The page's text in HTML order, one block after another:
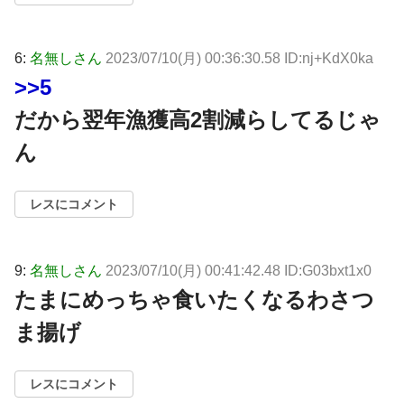
6: 名無しさん 2023/07/10(月) 00:36:30.58 ID:nj+KdX0ka
>>5
だから翌年漁獲高2割減らしてるじゃ
ん
レスにコメント
9: 名無しさん 2023/07/10(月) 00:41:42.48 ID:G03bxt1x0
たまにめっちゃ食いたくなるわさつ
ま揚げ
レスにコメント